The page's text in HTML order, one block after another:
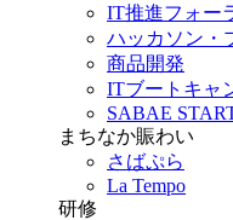
IT推進フォー
ハッカソン・
商品開発
ITブートキャ
SABAE
まちなか賑わい
さばぷら
La Tempo
研修